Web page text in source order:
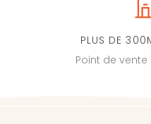
PLUS DE
Point de